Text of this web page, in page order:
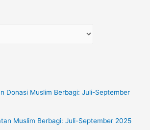
Donasi Muslim Berbagi: Juli-September
Muslim Berbagi: Juli-September 2025